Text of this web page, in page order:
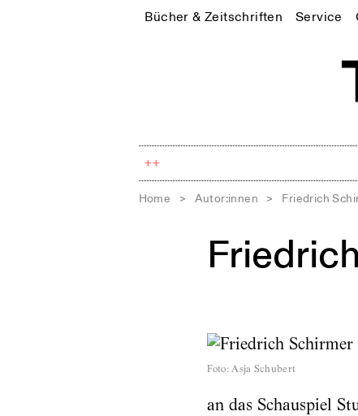
Bücher & Zeitschriften Service
++
Home > Autor:innen > Friedrich
Foto: Asja Schubert
an das Schauspiel